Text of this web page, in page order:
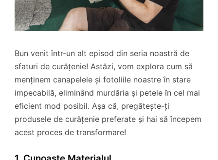
Bun venit într-un alt episod din seria noastră de
sfaturi de curățenie! Astăzi, vom explora cum să
menținem canapelele și fotoliile noastre în stare
impecabilă, eliminând murdăria și petele în cel mai
eficient mod posibil. Așa că, pregătește-ți
produsele de curățenie preferate și hai să începem
acest proces de transformare!